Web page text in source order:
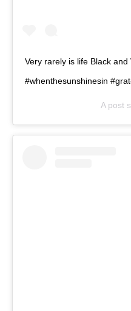
Very rarely is life Black
#whenthesunshinesin
A post